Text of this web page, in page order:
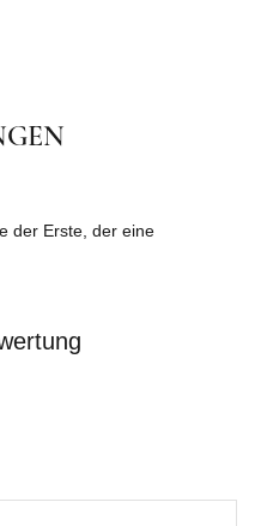
der Erste, der eine